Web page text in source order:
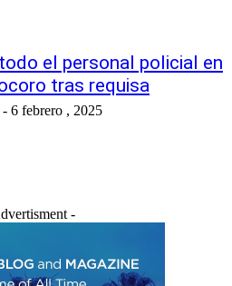
el personal policial en
tras requisa
- 6 febrero , 2025
-